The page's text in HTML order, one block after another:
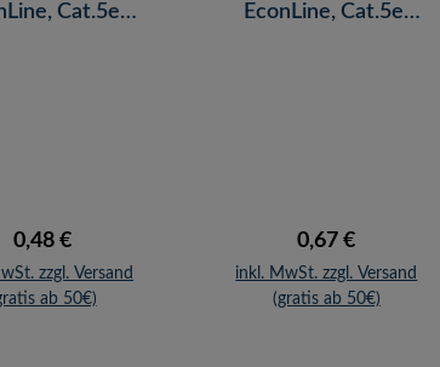
Cat.5e,
Regulärer Preis:
0,48 €
zzgl. Versand
ab 50€)
EconLine, Cat.5e,
Regulärer Preis:
0,67 €
inkl. MwSt. zzgl. Versand
(gratis ab 50€)